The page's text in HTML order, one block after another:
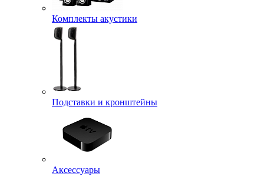
Комплекты акустики
Подставки и кронштейны
Аксессуары